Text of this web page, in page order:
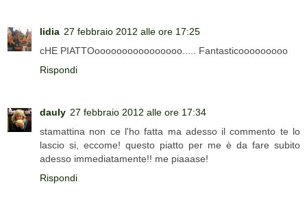
lidia 27 febbraio 2012 alle ore 17:25
cHE PIATTOoooooooooooooooo..... Fantasticooooooooo
Rispondi
dauly 27 febbraio 2012 alle ore 17:34
stamattina non ce l'ho fatta ma adesso il commento te lo
lascio si, eccome! questo piatto per me è da fare subito
adesso immediatamente!! me piaaase!
Rispondi